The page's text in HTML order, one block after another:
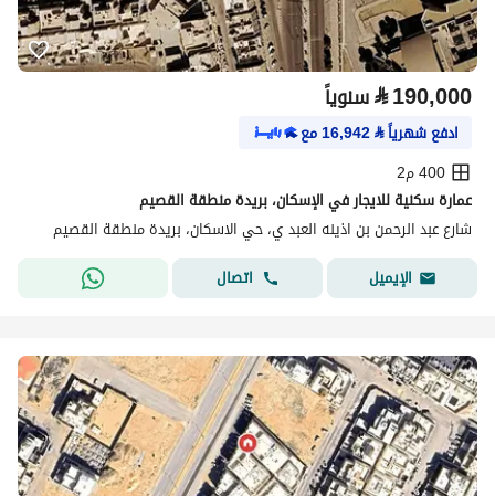
⃁190,000 سنوياً
ادفع شهرياً⃁
16,942مع
400 م2
عمارة سكنية للايجار في الإسكان، بريدة منطقة القصيم
شارع عبد الرحمن بن اذينه العبد ي، حي الاسكان، بريدة منطقة القصيم
الإيميل
اتصال